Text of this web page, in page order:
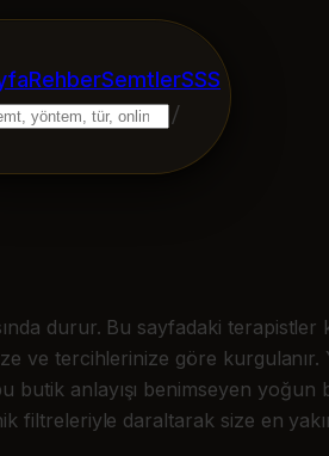
RehberSemtlerSSS
/
durur. Bu sayfadaki
tercihlerinize göre kurgulanır.
butik anlayışı benimseyen
filtreleriyle daraltarak size en